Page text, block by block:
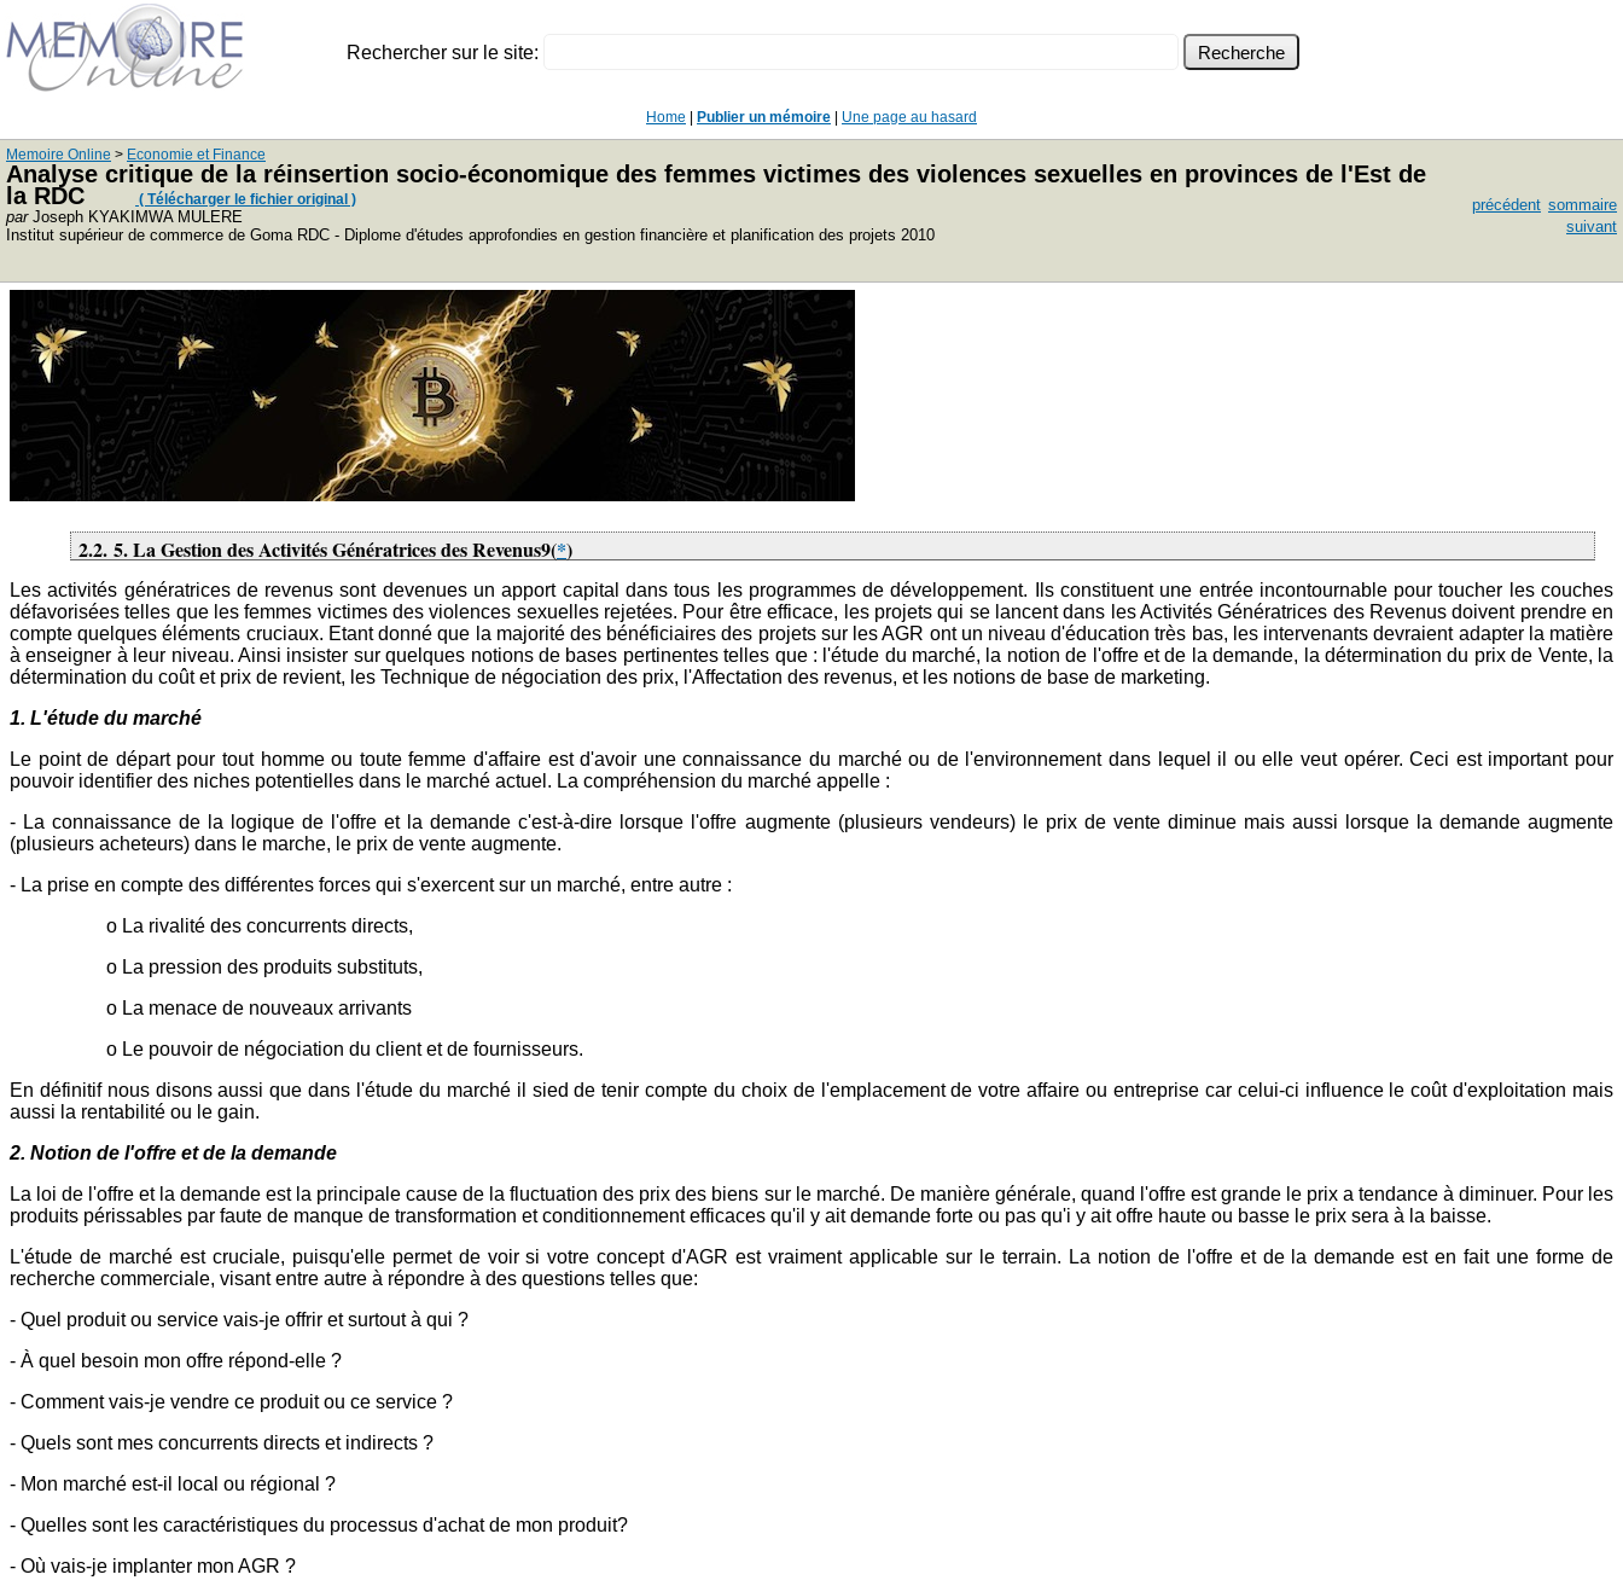
Rechercher sur le site:
Home Publier un mémoire Une page au hasard
Memoire Online > Economie et Finance
Analyse critique de la réinsertion socio-économique des femmes victimes des violences sexuelles en provinces de l'Est de
la RDC
( Télécharger le fichier original )
parJoseph KYAKIMWA MULERE
Institut supérieur de commerce de Goma RDC - Diplome d'études approfondies en gestion financière et planification des projets 2010
précédent sommaire
suivant
2.2. 5. La Gestion des Activités Génératrices des Revenus9(*)
Les activités génératrices de revenus sont devenues un apport capital dans tous les programmes de développement. Ils constituent une entrée incontournable pour toucher les couches
défavorisées telles que les femmes victimes des violences sexuelles rejetées. Pour être efficace, les projets qui se lancent dans les Activités Génératrices des Revenus doivent prendre en
compte quelques éléments cruciaux. Etant donné que la majorité des bénéficiaires des projets sur les AGR ont un niveau d'éducation très bas, les intervenants devraient adapter la matière
à enseigner à leur niveau. Ainsi insister sur quelques notions de bases pertinentes telles que : l'étude du marché, la notion de l'offre et de la demande, la détermination du prix de Vente, la
détermination du coût et prix de revient, les Technique de négociation des prix, l'Affectation des revenus, et les notions de base de marketing.
1. L'étude du marché
Le point de départ pour tout homme ou toute femme d'affaire est d'avoir une connaissance du marché ou de l'environnement dans lequel il ou elle veut opérer. Ceci est important pour
pouvoir identifier des niches potentielles dans le marché actuel. La compréhension du marché appelle :
- La connaissance de la logique de l'offre et la demande c'est-à-dire lorsque l'offre augmente (plusieurs vendeurs) le prix de vente diminue mais aussi lorsque la demande augmente
(plusieurs acheteurs) dans le marche, le prix de vente augmente.
- La prise en compte des différentes forces qui s'exercent sur un marché, entre autre :
o La rivalité des concurrents directs,
o La pression des produits substituts,
o La menace de nouveaux arrivants
o Le pouvoir de négociation du client et de fournisseurs.
En définitif nous disons aussi que dans l'étude du marché il sied de tenir compte du choix de l'emplacement de votre affaire ou entreprise car celui-ci influence le coût d'exploitation mais
aussi la rentabilité ou le gain.
2. Notion de l'offre et de la demande
La loi de l'offre et la demande est la principale cause de la fluctuation des prix des biens sur le marché. De manière générale, quand l'offre est grande le prix a tendance à diminuer. Pour les
produits périssables par faute de manque de transformation et conditionnement efficaces qu'il y ait demande forte ou pas qu'i y ait offre haute ou basse le prix sera à la baisse.
L'étude de marché est cruciale, puisqu'elle permet de voir si votre concept d'AGR est vraiment applicable sur le terrain. La notion de l'offre et de la demande est en fait une forme de
recherche commerciale, visant entre autre à répondre à des questions telles que:
- Quel produit ou service vais-je offrir et surtout à qui ?
- À quel besoin mon offre répond-elle ?
- Comment vais-je vendre ce produit ou ce service ?
- Quels sont mes concurrents directs et indirects ?
- Mon marché est-il local ou régional ?
- Quelles sont les caractéristiques du processus d'achat de mon produit?
- Où vais-je implanter mon AGR ?